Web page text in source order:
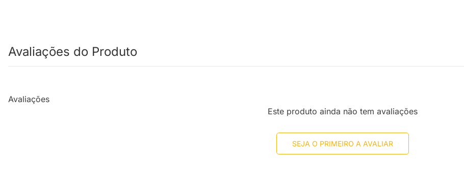
Avaliações do Produto
Avaliações
Este produto ainda não tem avaliações
SEJA O PRIMEIRO A AVALIAR